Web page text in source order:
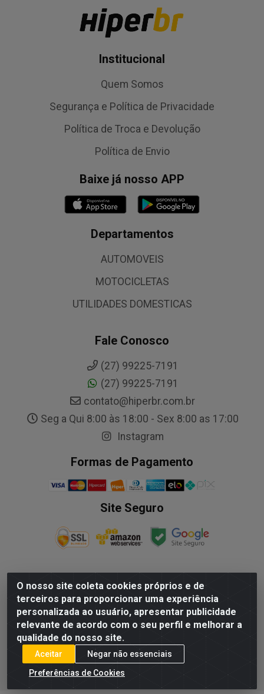
O nosso site coleta cookies próprios e de
terceiros para proporcionar uma experiência
personalizada ao usuário, apresentar publicidade
relevante de acordo com o seu perfil e melhorar a
qualidade do nosso site.
Aceitar
Negar não essenciais
Preferências de Cookies
Institucional
Quem Somos
Segurança e Política de Privacidade
Política de Troca e Devolução
Política de Envio
Baixe já nosso APP
Departamentos
AUTOMOVEIS
MOTOCICLETAS
UTILIDADES DOMESTICAS
Fale Conosco
(27) 99225-7191
(27) 99225-7191
contato@hiperbr.com.br
Seg a Qui 8:00 às 18:00 - Sex 8:00 as 17:00
Instagram
Formas de Pagamento
Site Seguro
NALESSO DISTRIBUIDORA DE AUTO PECAS LTDA - Rua
Paulo Afonso, nº10 Galpão 03 SL 1 - Alecrim - Vila
Velha/ES - CEP 29.118-033 - CNPJ: 29.722.419/0003-09